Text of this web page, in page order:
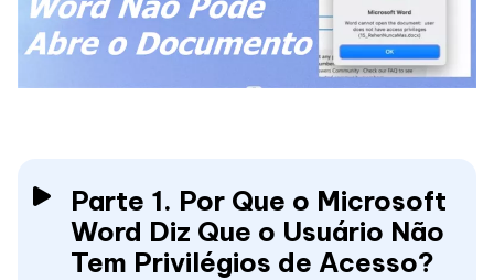
Parte 1. Por Que o Microsoft
Word Diz Que o Usuário Não
Tem Privilégios de Acesso?